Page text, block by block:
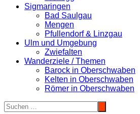
Sigmaringen
Bad Saulgau
Mengen
Pfullendorf & Linzgau
Ulm und Umgebung
Zwiefalten
Wanderziele / Themen
Barock in Oberschwaben
Kelten in Oberschwaben
Römer in Oberschwaben